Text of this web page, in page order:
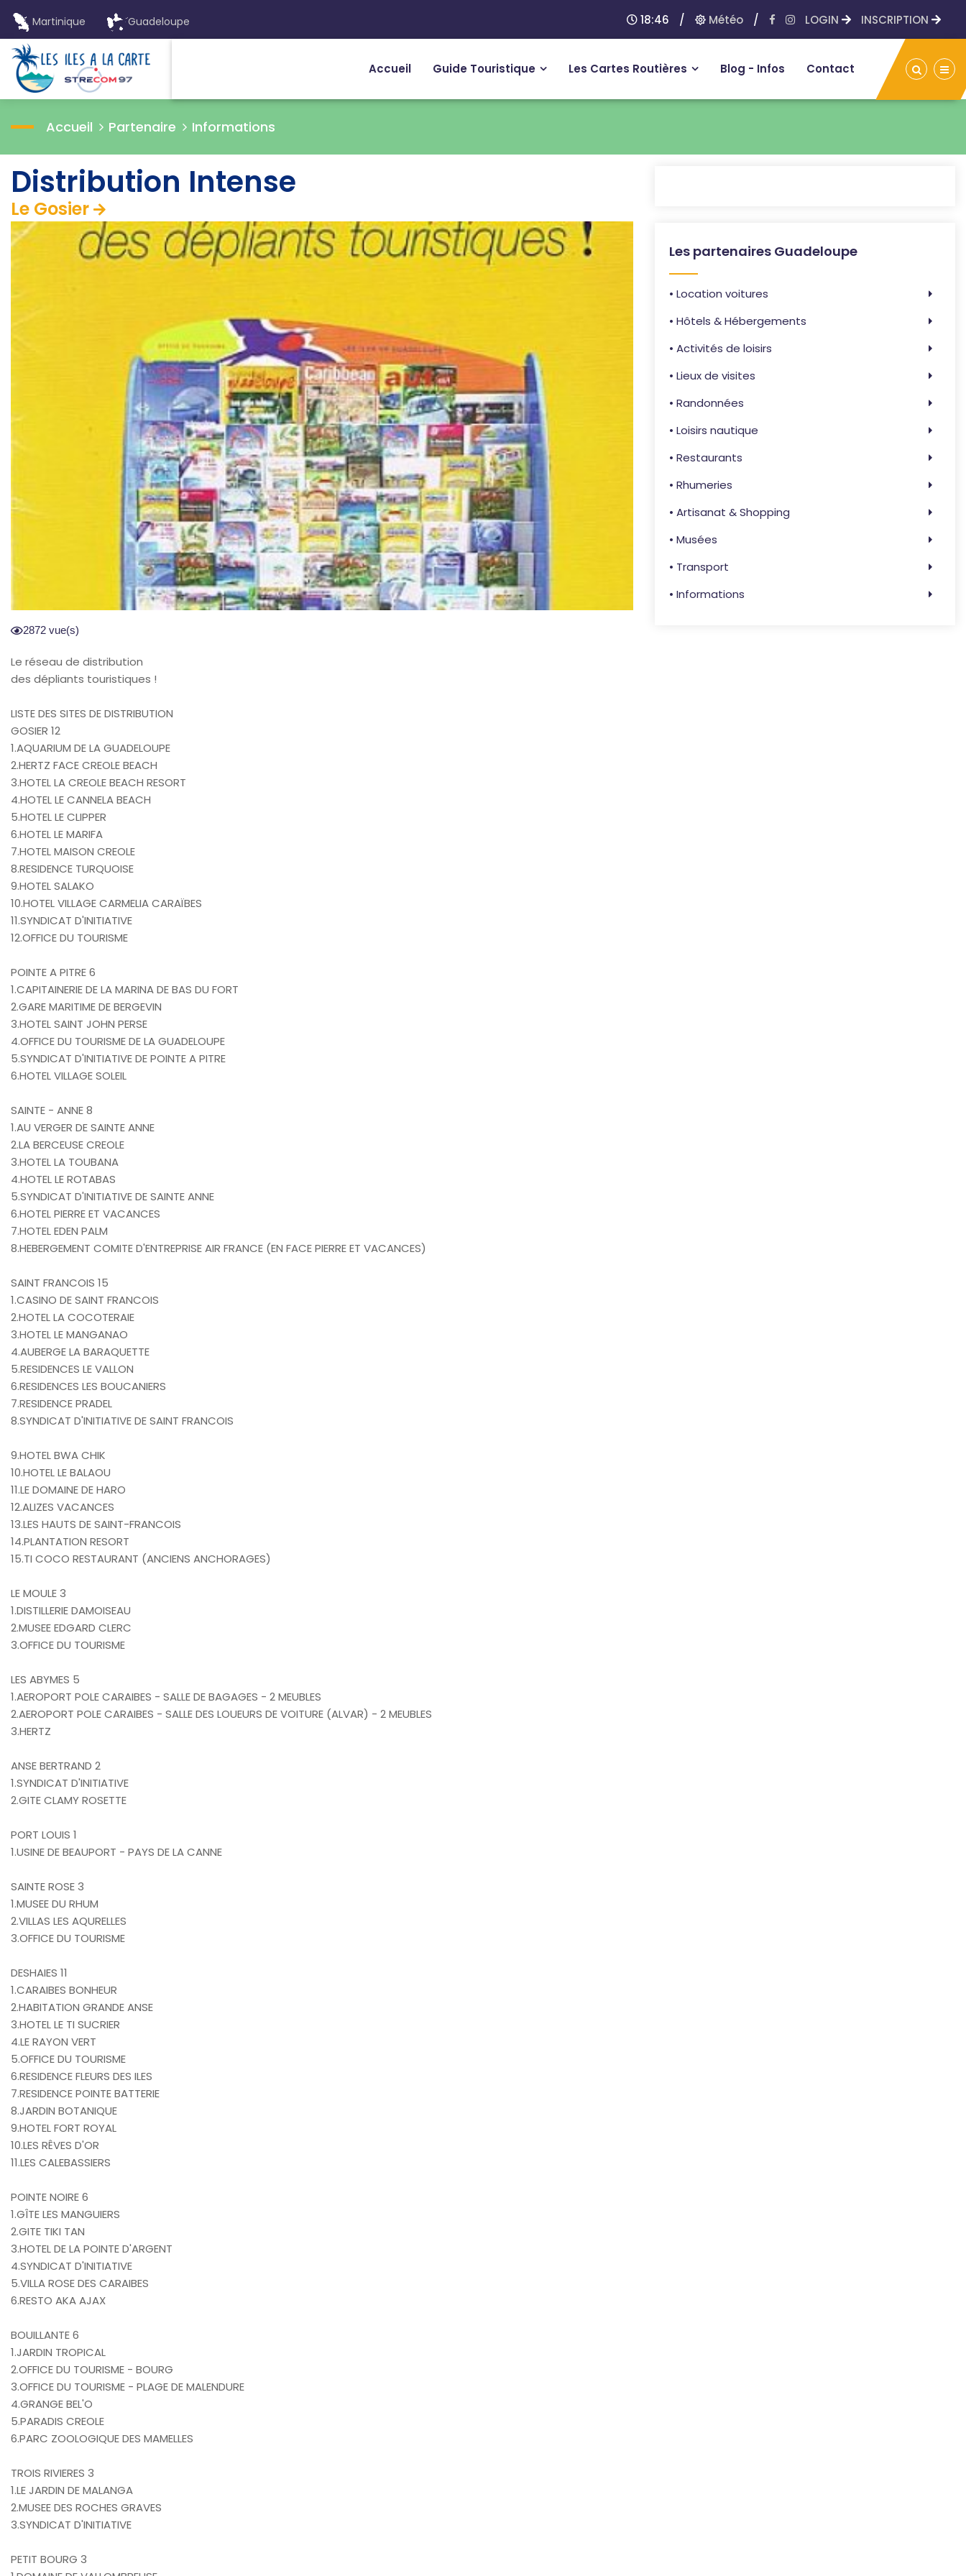
Martinique Guadeloupe 18:46 / Météo / LOGIN INSCRIPTION
Accueil Guide Touristique Les Cartes Routières Blog - Infos Contact
Accueil Partenaire Informations
Distribution Intense
Le Gosier
2872 vue(s)
Le réseau de distribution
des dépliants touristiques !
LISTE DES SITES DE DISTRIBUTION
GOSIER 12
1.AQUARIUM DE LA GUADELOUPE
2.HERTZ FACE CREOLE BEACH
3.HOTEL LA CREOLE BEACH RESORT
4.HOTEL LE CANNELA BEACH
5.HOTEL LE CLIPPER
6.HOTEL LE MARIFA
7.HOTEL MAISON CREOLE
8.RESIDENCE TURQUOISE
9.HOTEL SALAKO
10.HOTEL VILLAGE CARMELIA CARAÏBES
11.SYNDICAT D'INITIATIVE
12.OFFICE DU TOURISME
POINTE A PITRE 6
1.CAPITAINERIE DE LA MARINA DE BAS DU FORT
2.GARE MARITIME DE BERGEVIN
3.HOTEL SAINT JOHN PERSE
4.OFFICE DU TOURISME DE LA GUADELOUPE
5.SYNDICAT D'INITIATIVE DE POINTE A PITRE
6.HOTEL VILLAGE SOLEIL
SAINTE - ANNE 8
1.AU VERGER DE SAINTE ANNE
2.LA BERCEUSE CREOLE
3.HOTEL LA TOUBANA
4.HOTEL LE ROTABAS
5.SYNDICAT D'INITIATIVE DE SAINTE ANNE
6.HOTEL PIERRE ET VACANCES
7.HOTEL EDEN PALM
8.HEBERGEMENT COMITE D'ENTREPRISE AIR FRANCE (EN FACE PIERRE ET VACANCES)
SAINT FRANCOIS 15
1.CASINO DE SAINT FRANCOIS
2.HOTEL LA COCOTERAIE
3.HOTEL LE MANGANAO
4.AUBERGE LA BARAQUETTE
5.RESIDENCES LE VALLON
6.RESIDENCES LES BOUCANIERS
7.RESIDENCE PRADEL
8.SYNDICAT D'INITIATIVE DE SAINT FRANCOIS
9.HOTEL BWA CHIK
10.HOTEL LE BALAOU
11.LE DOMAINE DE HARO
12.ALIZES VACANCES
13.LES HAUTS DE SAINT-FRANCOIS
14.PLANTATION RESORT
15.TI COCO RESTAURANT (ANCIENS ANCHORAGES)
LE MOULE 3
1.DISTILLERIE DAMOISEAU
2.MUSEE EDGARD CLERC
3.OFFICE DU TOURISME
LES ABYMES 5
1.AEROPORT POLE CARAIBES - SALLE DE BAGAGES - 2 MEUBLES
2.AEROPORT POLE CARAIBES - SALLE DES LOUEURS DE VOITURE (ALVAR) - 2 MEUBLES
3.HERTZ
ANSE BERTRAND 2
1.SYNDICAT D'INITIATIVE
2.GITE CLAMY ROSETTE
PORT LOUIS 1
1.USINE DE BEAUPORT - PAYS DE LA CANNE
SAINTE ROSE 3
1.MUSEE DU RHUM
2.VILLAS LES AQURELLES
3.OFFICE DU TOURISME
DESHAIES 11
1.CARAIBES BONHEUR
2.HABITATION GRANDE ANSE
3.HOTEL LE TI SUCRIER
4.LE RAYON VERT
5.OFFICE DU TOURISME
6.RESIDENCE FLEURS DES ILES
7.RESIDENCE POINTE BATTERIE
8.JARDIN BOTANIQUE
9.HOTEL FORT ROYAL
10.LES RÊVES D'OR
11.LES CALEBASSIERS
POINTE NOIRE 6
1.GÎTE LES MANGUIERS
2.GITE TIKI TAN
3.HOTEL DE LA POINTE D'ARGENT
4.SYNDICAT D'INITIATIVE
5.VILLA ROSE DES CARAIBES
6.RESTO AKA AJAX
BOUILLANTE 6
1.JARDIN TROPICAL
2.OFFICE DU TOURISME - BOURG
3.OFFICE DU TOURISME - PLAGE DE MALENDURE
4.GRANGE BEL'O
5.PARADIS CREOLE
6.PARC ZOOLOGIQUE DES MAMELLES
TROIS RIVIERES 3
1.LE JARDIN DE MALANGA
2.MUSEE DES ROCHES GRAVES
3.SYNDICAT D'INITIATIVE
PETIT BOURG 3
Les partenaires Guadeloupe
• Location voitures
• Hôtels & Hébergements
• Activités de loisirs
• Lieux de visites
• Randonnées
• Loisirs nautique
• Restaurants
• Rhumeries
• Artisanat & Shopping
• Musées
• Transport
• Informations